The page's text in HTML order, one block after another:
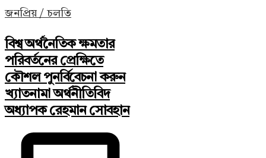
জনপ্রিয় / চলতি
বিশ্ব অর্থনৈতিক ক্ষমতার
পরিবর্তনের প্রেক্ষিতে
কৌশল পুনর্বিবেচনা করুন
খ্যাতনামা অর্থনীতিবিদ
অধ্যাপক রেহমান সোবহান